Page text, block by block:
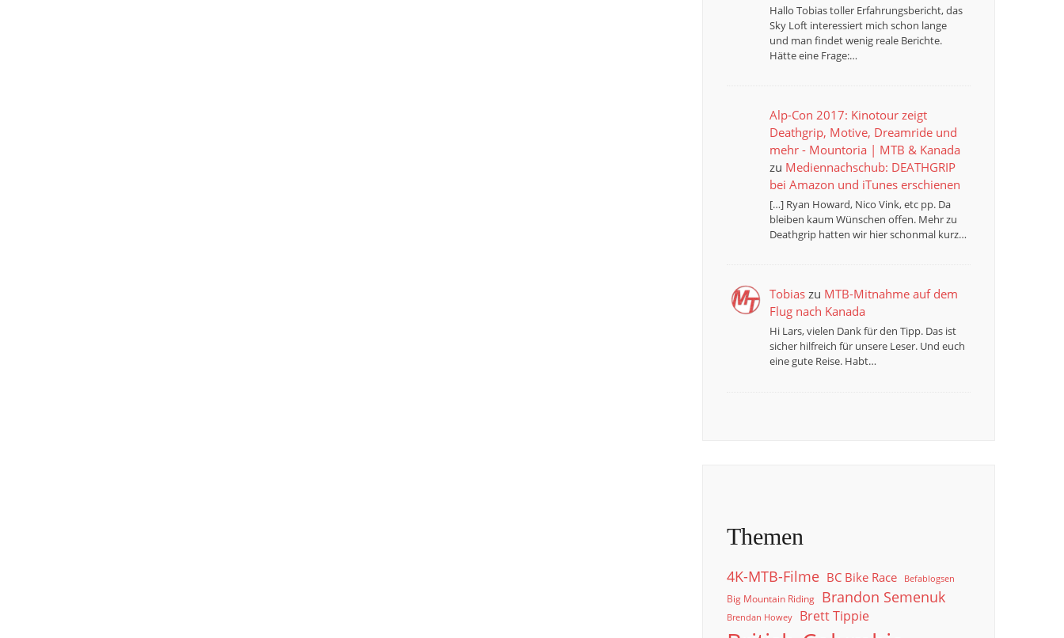
Hallo Tobias toller Erfahrungsbericht, das
Sky Loft interessiert mich schon lange
und man findet wenig reale Berichte.
Hätte eine Frage:…
Alp-Con 2017: Kinotour zeigt
Deathgrip, Motive, Dreamride und
mehr - Mountoria | MTB & Kanada
zu Mediennachschub: DEATHGRIP
bei Amazon und iTunes erschienen
[…] Ryan Howard, Nico Vink, etc pp. Da
bleiben kaum Wünschen offen. Mehr zu
Deathgrip hatten wir hier schonmal kurz…
Tobiaszu MTB-Mitnahme auf dem
Flug nach Kanada
Hi Lars, vielen Dank für den Tipp. Das ist
sicher hilfreich für unsere Leser. Und euch
eine gute Reise. Habt…
Themen
4K-MTB-Filme BC Bike Race Befablogsen
Big Mountain Riding Brandon Semenuk
Brendan Howey Brett Tippie